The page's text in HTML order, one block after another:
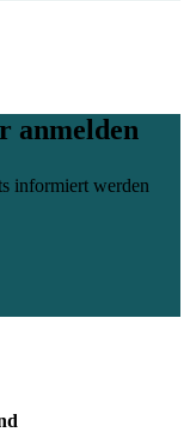
anmelden
informiert werden